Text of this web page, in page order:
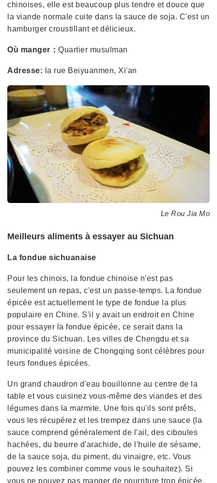
chinoises, elle est beaucoup plus tendre et douce que
la viande normale cuite dans la sauce de soja. C'est un
hamburger croustillant et délicieux.
Où manger： Quartier musulman
Adresse: la rue Beiyuanmen, Xi'an
Le Rou Jia Mo
Meilleurs aliments à essayer au Sichuan
La fondue sichuanaise
Pour les chinois, la fondue chinoise n'est pas
seulement un repas, c'est un passe-temps. La fondue
épicée est actuellement le type de fondue la plus
populaire en Chine. S'il y avait un endroit en Chine
pour essayer la fondue épicée, ce serait dans la
province du Sichuan. Les villes de Chengdu et sa
municipalité voisine de Chongqing sont célèbres pour
leurs fondues épicées.
Un grand chaudron d'eau bouillonne au centre de la
table et vous cuisinez vous-même des viandes et des
légumes dans la marmite. Une fois qu'ils sont prêts,
vous les récupérez et les trempez dans une sauce (la
sauce comprend généralement de l'ail, des ciboules
hachées, du beurre d'arachide, de l'huile de sésame,
de la sauce soja, du piment, du vinaigre, etc. Vous
pouvez les combiner comme vous le souhaitez). Si
vous ne pouvez pas manger de nourriture trop épicée,